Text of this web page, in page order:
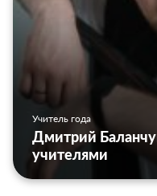
Учитель года
Дмитрий
учителями